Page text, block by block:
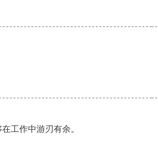
工作中游刃有余。